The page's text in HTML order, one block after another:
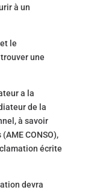
à un
le
une
a la
de la
à savoir
CONSO),
écrite
devra